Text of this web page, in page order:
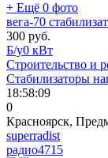
+ Ещё 0 фото
вега-70
300 руб.
Б/у0 кВт
Строительство и
Стабилизаторы
18:58:09
0
Красноярск,
superradist
радио4715